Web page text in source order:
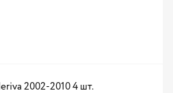
2002-2010 4 шт.